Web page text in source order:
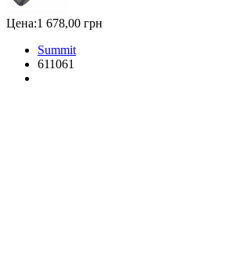
Цена:1 678,00 грн
Summit
611061